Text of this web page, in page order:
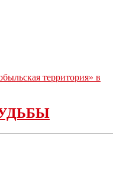
территория» в